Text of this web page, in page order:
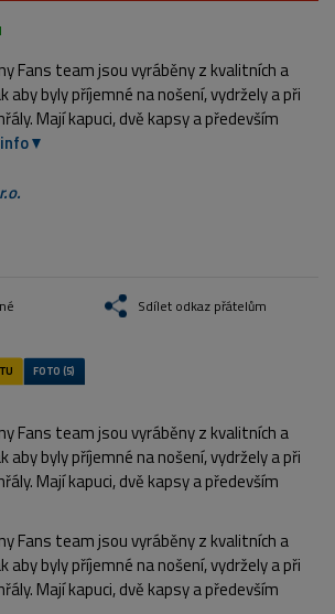
Fans team jsou vyráběny z kvalitních a
aby byly příjemné na nošení, vydržely a při
Mají kapuci, dvě kapsy a především
Sdílet odkaz přátelům
Fans team jsou vyráběny z kvalitních a
aby byly příjemné na nošení, vydržely a při
Mají kapuci, dvě kapsy a především
Fans team jsou vyráběny z kvalitních a
aby byly příjemné na nošení, vydržely a při
Mají kapuci, dvě kapsy a především